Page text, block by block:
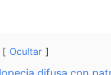
Ocultar